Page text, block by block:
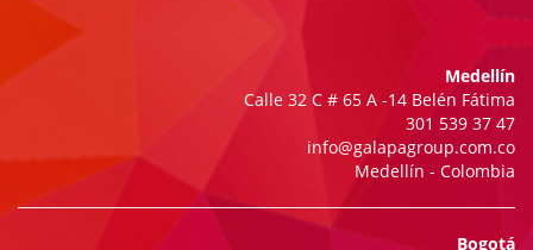
Medellín
Calle 32 C # 65 A -14 Belén Fátima
301 539 37 47
info@galapagroup.com.co
Medellín - Colombia
Bogotá